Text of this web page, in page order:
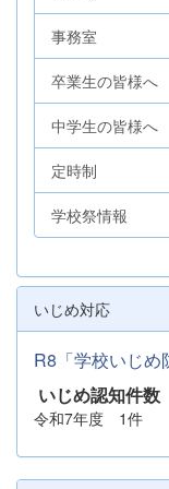
事務室
卒業生の皆様へ
中学生の皆様へ
定時制
学校祭情報
いじめ対応
R8「学校いじめ
いじめ認知件数
令和7年度 1件